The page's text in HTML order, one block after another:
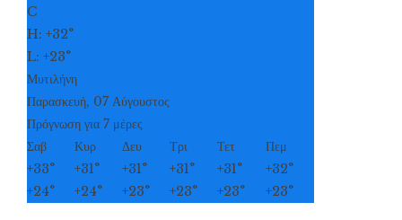
C
H: +32°
L: +23°
Μυτιλήνη
Παρασκευή, 07 Αύγουστος
Πρόγνωση για 7 μέρες
Σαβ
Κυρ Δευ Τρι Τετ
Πεμ
+33° +31° +31° +31° +31° +32°
+24° +24° +23° +23° +23° +23°